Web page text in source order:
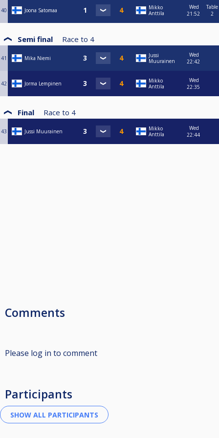
40 Joona Satomaa
Mikko
Anttila
Wed
21:52
Table
2
Semi final Race to 4
41 Mika Niemi
Jussi
Muurainen
Wed
22:42
42 Jorma Lempinen
Mikko
Anttila
Wed
22:35
Final Race to 4
43 Jussi Muurainen
Mikko
Anttila
Wed
22:44
Comments
Please log in to comment
Participants